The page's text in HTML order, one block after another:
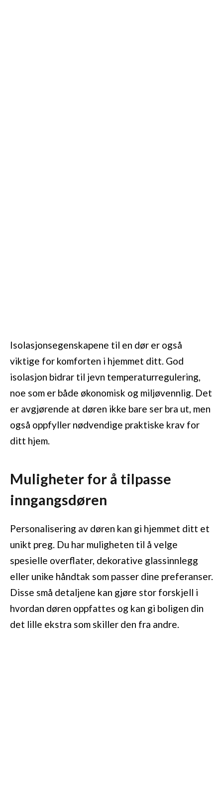
Isolasjonsegenskapene til en dør er også
viktige for komforten i hjemmet ditt. God
isolasjon bidrar til jevn temperaturregulering,
noe som er både økonomisk og miljøvennlig. Det
er avgjørende at døren ikke bare ser bra ut, men
også oppfyller nødvendige praktiske krav for
ditt hjem.
Muligheter for å tilpasse
inngangsdøren
Personalisering av døren kan gi hjemmet ditt et
unikt preg. Du har muligheten til å velge
spesielle overflater, dekorative glassinnlegg
eller unike håndtak som passer dine preferanser.
Disse små detaljene kan gjøre stor forskjell i
hvordan døren oppfattes og kan gi boligen din
det lille ekstra som skiller den fra andre.